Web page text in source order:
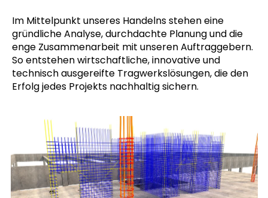
Im Mittelpunkt unseres Handelns stehen eine
gründliche Analyse, durchdachte Planung und die
enge Zusammenarbeit mit unseren Auftraggebern.
So entstehen wirtschaftliche, innovative und
technisch ausgereifte Tragwerkslösungen, die den
Erfolg jedes Projekts nachhaltig sichern.